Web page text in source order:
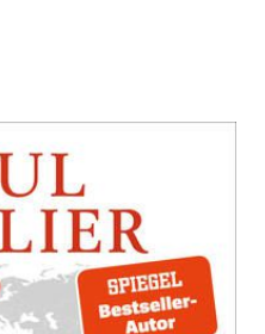
wieder erfolgreich